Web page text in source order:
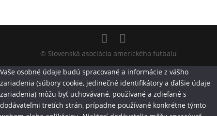
© Slovenská asociácia amerického futbalu
Vaše osobné údaje budú spracované a informácie z vášho
zariadenia (súbory cookie, jedinečné identifikátory a ďalšie údaje
zariadenia) môžu byť uchovávané, používané a zdieľané s
dodávateľmi tretích strán, prípadne používané konkrétne týmto